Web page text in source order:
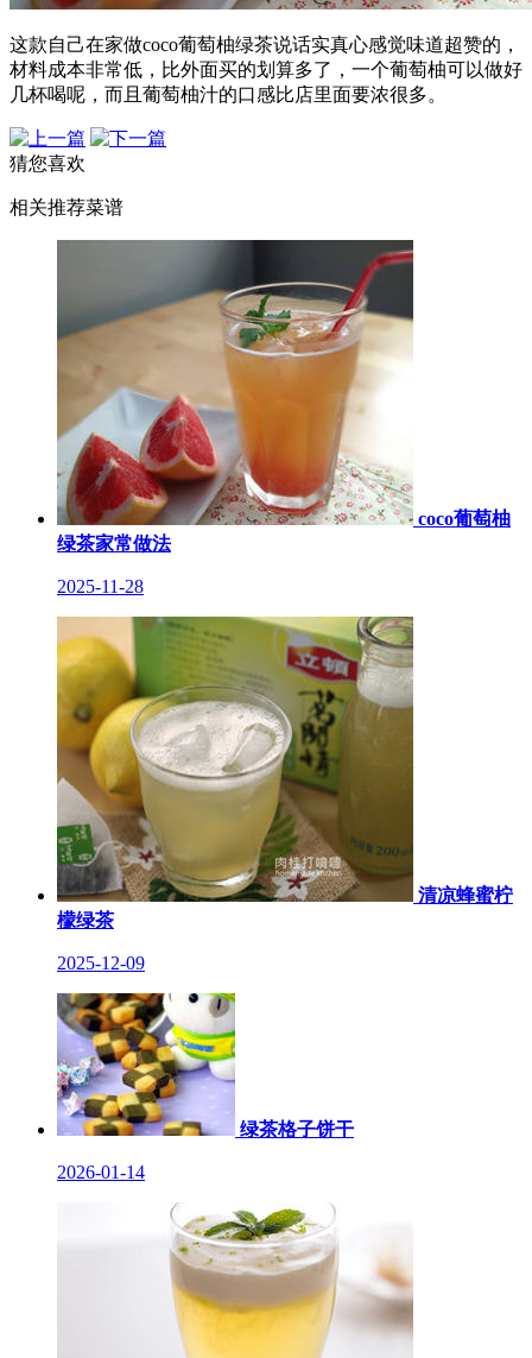
这款自己在家做coco葡萄柚绿茶说话实真心感觉味道超赞的，
材料成本非常低，比外面买的划算多了，一个葡萄柚可以做好
几杯喝呢，而且葡萄柚汁的口感比店里面要浓很多。
猜您喜欢
相关推荐菜谱
coco葡萄柚
绿茶家常做法
2025-11-28
清凉蜂蜜柠
檬绿茶
2025-12-09
绿茶格子饼干
2026-01-14